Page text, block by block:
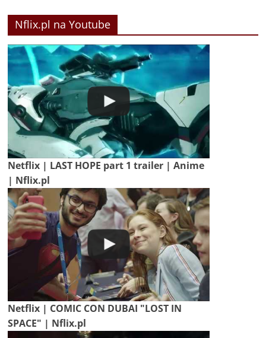
Nflix.pl na Youtube
Netflix | LAST HOPE part 1 trailer | Anime
| Nflix.pl
Netflix | COMIC CON DUBAI "LOST IN
SPACE" | Nflix.pl